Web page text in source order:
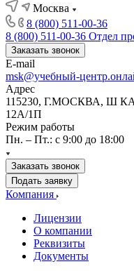
Москва
8 (800) 511-00-36
8 (800) 511-00-36 Отдел
Заказать звонок
E-mail
msk@учебный-
Адрес
115230, Г.МОСКВА, Ш
12А/1П
Режим работы
Пн. – Пт.: с 9:00 до 18:00
Заказать звонок
Подать заявку
Компания
Лицензии
О компании
Реквизиты
Документы